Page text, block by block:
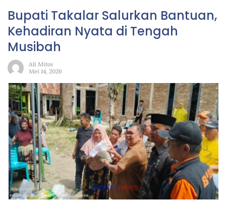
Bupati Takalar Salurkan Bantuan,
Kehadiran Nyata di Tengah
Musibah
Ali Mitos
Mei 14, 2026